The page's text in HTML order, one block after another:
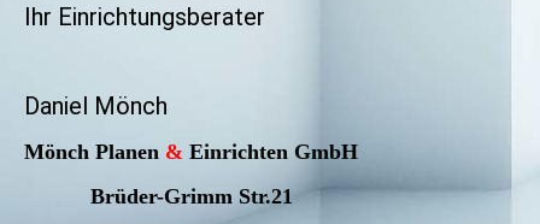
Ihr Einrichtungsberater
Daniel Mönch
Mönch Planen & Einrichten GmbH
Brüder-Grimm Str.21